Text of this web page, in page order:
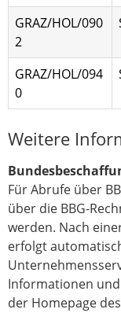
GRAZ/HOL/090
2
GRAZ/HOL/094
0
Weitere
Für Abrufe über
über die BBG-
werden. Nach
erfolgt
Informationen
der Homepage